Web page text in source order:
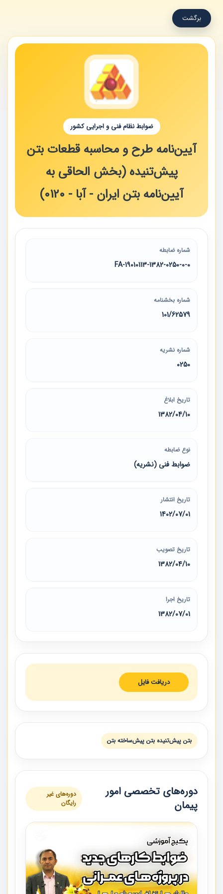
برگشت
ضوابط نظام فنی و اجرایی کشور
آیین‌نامه طرح و محاسبه قطعات بتن
پیش‌تنیده (بخش الحاقی به
آیین‌نامه بتن ایران - آبا - 0120)
شماره ضابطه
19010113-1382-0250-0-0-FA
شماره بخشنامه
101/62579
شماره نشریه
0250
تاریخ ابلاغ
1382/04/10
نوع ضابطه
ضوابط فنی (نشریه)
تاریخ انتشار
1402/07/01
تاریخ تصویب
1382/04/10
تاریخ اجرا
1382/07/01
دریافت فایل
بتن پيش‌تنيده بتن پيش‌ساخته بتن
دوره‌های تخصصی امور
پیمان
دوره‌های غیر
رایگان